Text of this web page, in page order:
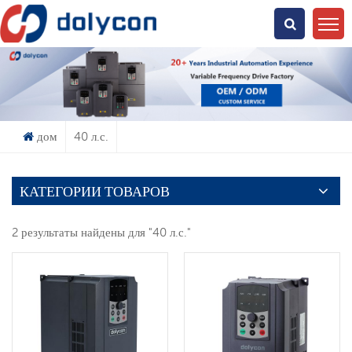
Что Ты Ищешь?
дом 40 л.с.
КАТЕГОРИИ ТОВАРОВ
2 результаты найдены для "40 л.с."